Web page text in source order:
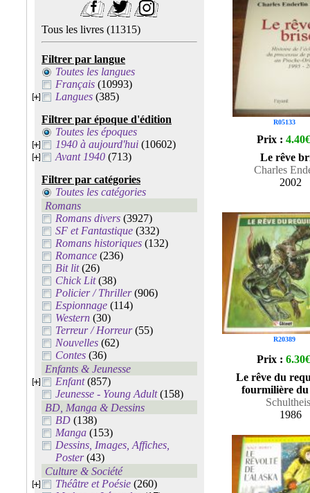
Tous les livres (11315)
Filtrer par langue
Toutes les langues
Français (10993)
Langues (385)
Filtrer par époque d'édition
Toutes les époques
1940 à aujourd'hui (10602)
Avant 1940 (713)
Filtrer par catégories
Toutes les catégories
Romans
Romans divers (3927)
SF et Fantastique (332)
Romans historiques (132)
Romance (236)
Bit lit(26)
Chick Lit(38)
Policier / Thriller(906)
Espionnage (114)
Western (30)
Terreur / Horreur(55)
Nouvelles (62)
Contes (36)
Enfants & Jeunesse
Enfant(857)
Jeunesse - Young Adult(158)
BD, Manga & Dessins
BD (138)
Manga (153)
Dessins, Images, Affiches,
Poster(43)
Culture & Société
Théâtre et Poésie (260)
R05133
Prix : 4.40€
Le rêve
Charles
2002
R20389
Prix : 6.30€
Le rêve du
fourmilière du
1986